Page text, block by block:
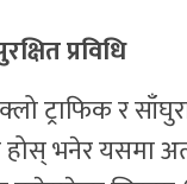
प्रविधि
ट्राफिक र
भनेर यसमा